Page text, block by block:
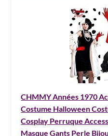
CHMMY Années 1970
Costume Halloween
Cosplay Perruque
Masque Gants Perle